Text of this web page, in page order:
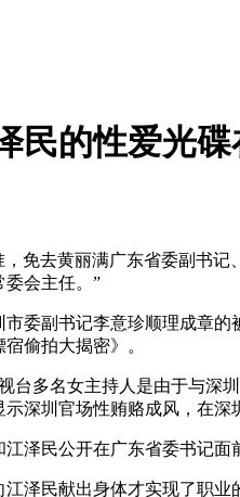
的性爱光碟
，免去黄丽满广东省委副书
委会主任。”
委副书记李意珍顺理成章
偷拍大揭密》。
台多名女主持人是由于与
深圳官场性贿赂成风，在
泽民公开在广东省委书记
泽民献出身体才实现了职业